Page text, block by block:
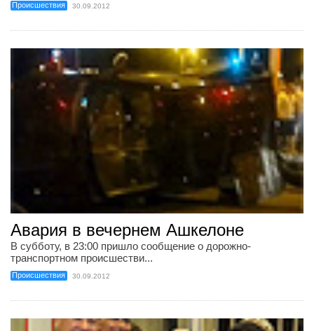
Происшествия 30.09.2012
Авария в вечернем Ашкелоне
В субботу, в 23:00 пришло сообщение о дорожно-
транспортном происшестви...
Происшествия 30.09.2012